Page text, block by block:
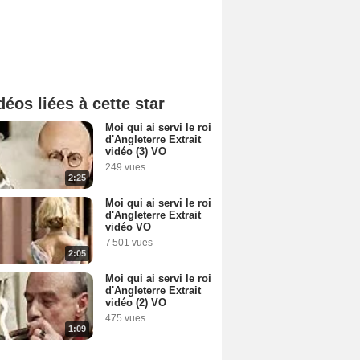
liées à cette star
2:25
Moi qui ai servi le roi
d'Angleterre Extrait
vidéo (3) VO
249 vues
2:05
Moi qui ai servi le roi
d'Angleterre Extrait
vidéo VO
7 501 vues
1:09
Moi qui ai servi le roi
d'Angleterre Extrait
vidéo (2) VO
475 vues